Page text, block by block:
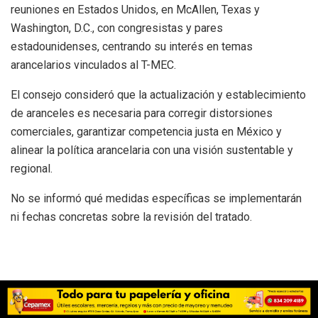
reuniones en Estados Unidos, en McAllen, Texas y
Washington, D.C., con congresistas y pares
estadounidenses, centrando su interés en temas
arancelarios vinculados al T-MEC.
El consejo consideró que la actualización y establecimiento
de aranceles es necesaria para corregir distorsiones
comerciales, garantizar competencia justa en México y
alinear la política arancelaria con una visión sustentable y
regional.
No se informó qué medidas específicas se implementarán
ni fechas concretas sobre la revisión del tratado.